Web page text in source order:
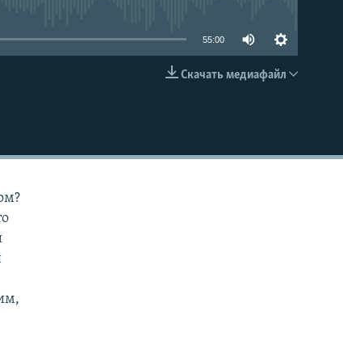
EMBED
55:00
Скачать медиафайл